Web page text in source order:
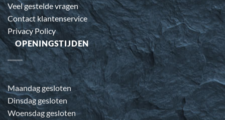
Veel gestelde vragen
Contact klantenservice
Privacy Policy
OPENINGSTIJDEN
Maandag gesloten
Dinsdag gesloten
Woensdag gesloten